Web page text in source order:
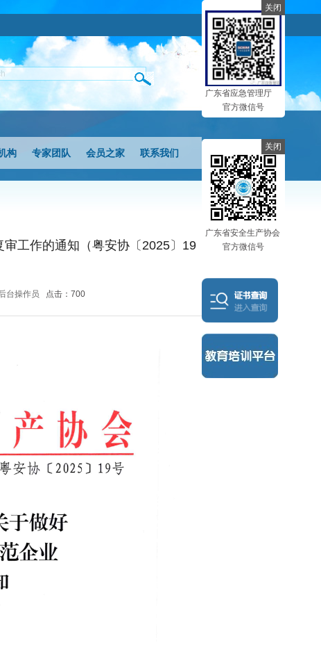
构 专家团队 会员之家 联系我们
工作的通知（粤安协〔2025〕19
台操作员 点击：700
广东省应急管理厅
官方微信号
关闭
广东省安全生产协会
官方微信号
关闭